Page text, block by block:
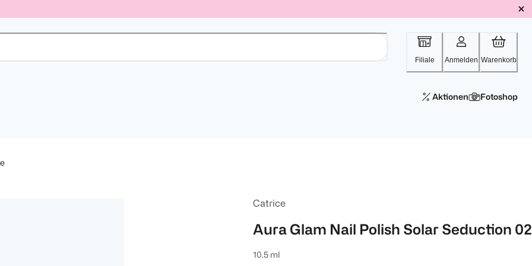
Filiale Anmelden Warenkorb
Aktionen Fotoshop
Catrice
Aura Glam Nail Polish Solar Seduction
10.5 ml